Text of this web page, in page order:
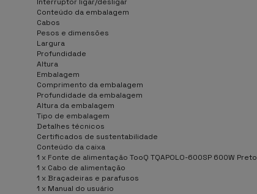
Conteúdo da embalagem
Cabos
Pesos e dimensões
Largura
Profundidade
Altura
Embalagem
Comprimento da embalagem
Profundidade da embalagem
Altura da embalagem
Tipo de embalagem
Detalhes técnicos
Certificados de sustentabilidade
Conteúdo da caixa
1 x Fonte de alimentação TooQ TQAPOLO-600SP 600W Preto
1 x Cabo de alimentação
1 x Braçadeiras e parafusos
1 x Manual do usuário